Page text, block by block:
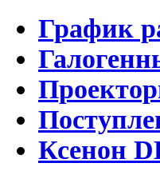
График
Ксенон